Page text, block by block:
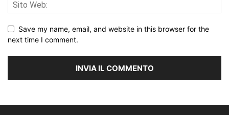
Save my name, email, and website in this browser for the
next time I comment.